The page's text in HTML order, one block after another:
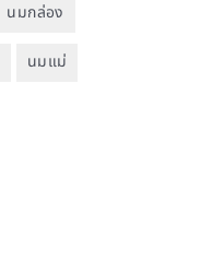
นมกล่อง
นมแม่